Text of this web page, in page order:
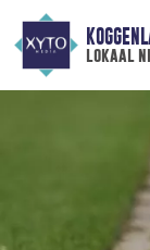
lokaal